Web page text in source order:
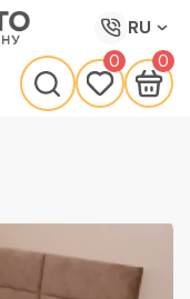
RU
0 0